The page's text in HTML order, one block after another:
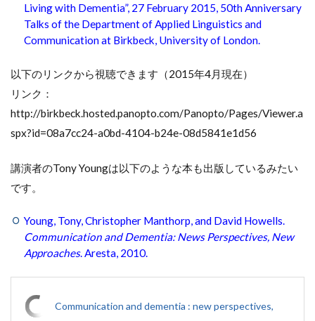
Living with Dementia”, 27 February 2015, 50th Anniversary
Talks of the Department of Applied Linguistics and
Communication at Birkbeck, University of London.
以下のリンクから視聴できます（2015年4月現在）
リンク：
http://birkbeck.hosted.panopto.com/Panopto/Pages/Viewer.a
spx?id=08a7cc24-a0bd-4104-b24e-08d5841e1d56
講演者のTony Youngは以下のような本も出版しているみたい
です。
Young, Tony, Christopher Manthorp, and David Howells.
Communication and Dementia: News Perspectives, New
Approaches. Aresta, 2010.
Communication and dementia : new perspectives,